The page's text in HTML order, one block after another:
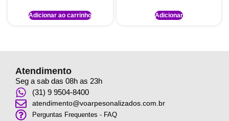
Adicionar ao carrinho Adicionar
Atendimento
Seg a sab das 08h as 23h
(31) 9 9504-8400
atendimento@voarpesonalizados.com.br
Perguntas Frequentes - FAQ